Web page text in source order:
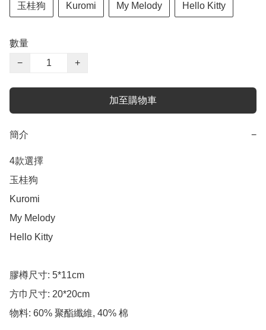
玉桂狗 Kuromi My Melody Hello Kitty
數量
−
+
加至購物車
簡介 −
4款選擇
玉桂狗
Kuromi
My Melody
Hello Kitty
膠樽尺寸: 5*11cm
方巾尺寸: 20*20cm
物料: 60% 聚酯纖維, 40% 棉